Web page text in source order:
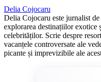
Delia Cojocaru
Delia Cojocaru este jurnalist
explorarea destinațiilor
celebrităților. Scrie despre
vacanțele controversate ale
picante și imprevizibile ale